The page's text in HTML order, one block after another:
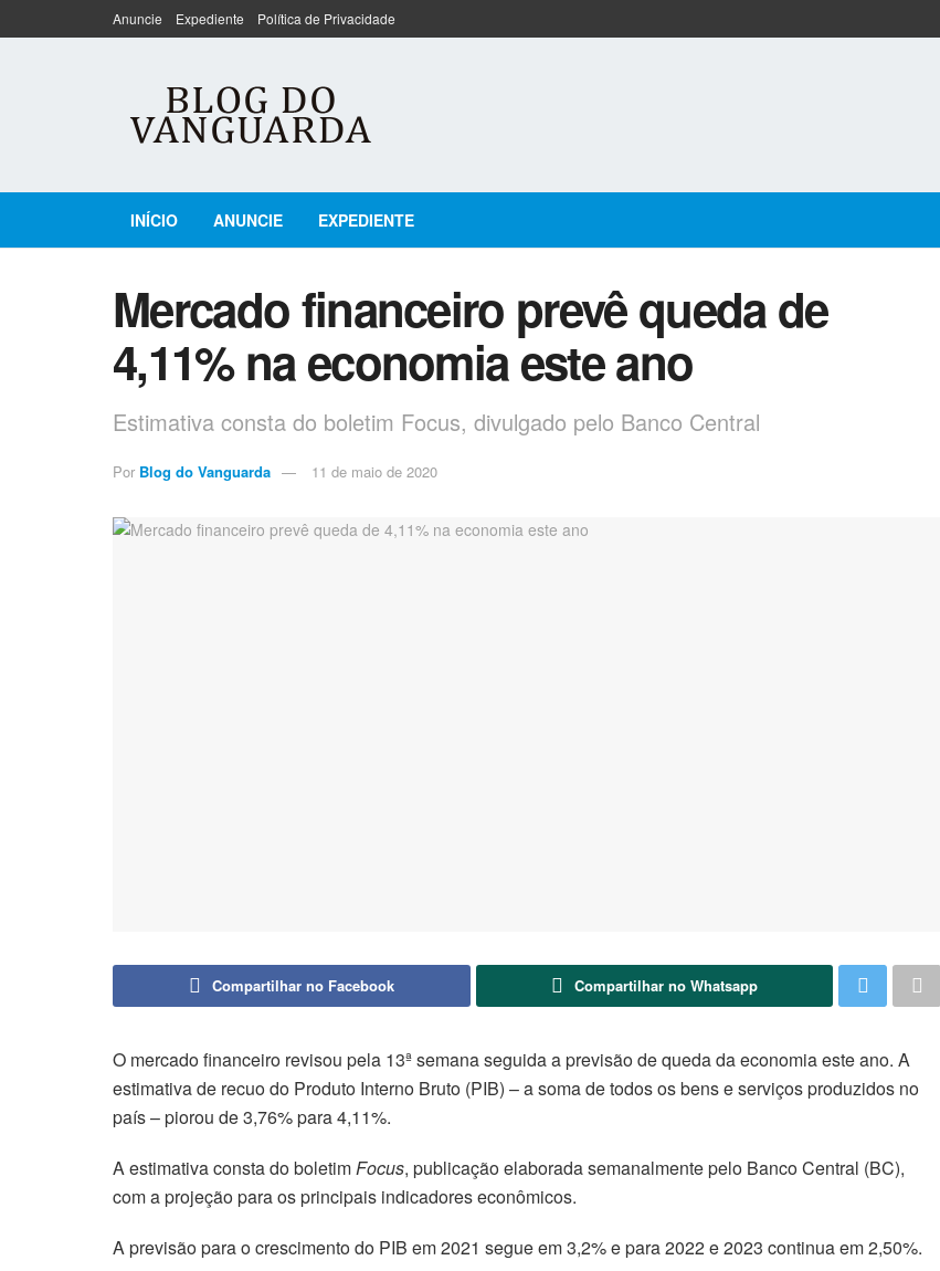
Anuncie Expediente Política de Privacidade
INÍCIO ANUNCIE EXPEDIENTE
Mercado financeiro prevê queda de
4,11% na economia este ano
Estimativa consta do boletim Focus, divulgado pelo Banco Central
Por Blog do Vanguarda 11 de maio de 2020
Compartilhar no Facebook Compartilhar no Whatsapp
O mercado financeiro revisou pela 13ª semana seguida a previsão de queda da economia este ano. A
estimativa de recuo do Produto Interno Bruto (PIB) – a soma de todos os bens e serviços produzidos no
país – piorou de 3,76% para 4,11%.
A estimativa consta do boletimFocus, publicação elaborada semanalmente pelo Banco Central (BC),
com a projeção para os principais indicadores econômicos.
A previsão para o crescimento do PIB em 2021 segue em 3,2% e para 2022 e 2023 continua em 2,50%.